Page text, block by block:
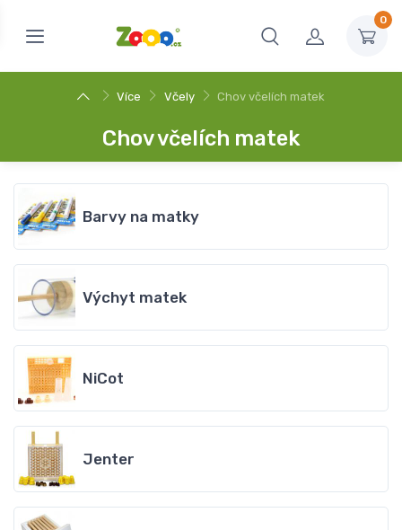
0
Více Včely Chov včelích matek
Chov včelích matek
Barvy na matky
Výchyt matek
NiCot
Jenter